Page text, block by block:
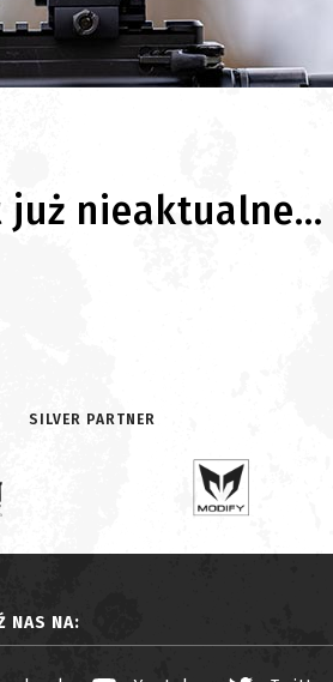
już nieaktualne...
SILVER PARTNER
NAS NA: